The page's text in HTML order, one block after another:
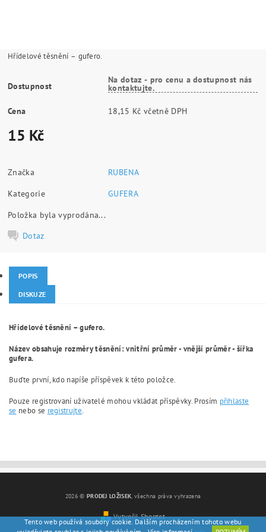
Hřídelové těsnění – gufero.
Dostupnost
Na dotaz - pro cenu a dostupnost nás
kontaktujte.
Cena 18,15 Kč včetně DPH
15 Kč
Značka
RUBENA
Kategorie
GUFERA
Položka byla vyprodána...
Dotaz
POPIS
DISKUZE
Hřídelové těsnění – gufero.
Název obsahuje rozměry těsnění: vnitřní průměr - vnější průměr - šířka
gufera.
Buďte první, kdo napíše příspěvek k této položce.
Pouze registrovaní uživatelé mohou vkládat příspěvky. Prosím přihlaste
se nebo se registrujte.
2026 © PRODEJ LOŽISEK, všechna práva vyhrazena
Vytvořil Shoptet
Tento web používá soubory cookie. Dalším procházením tohoto webu